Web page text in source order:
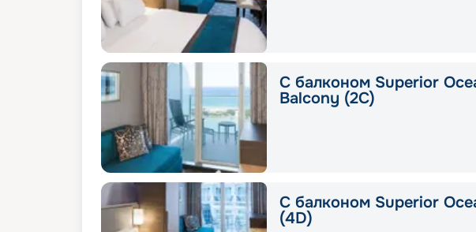
С балконом Superior
Balcony (2C)
С балконом Superior
(4D)